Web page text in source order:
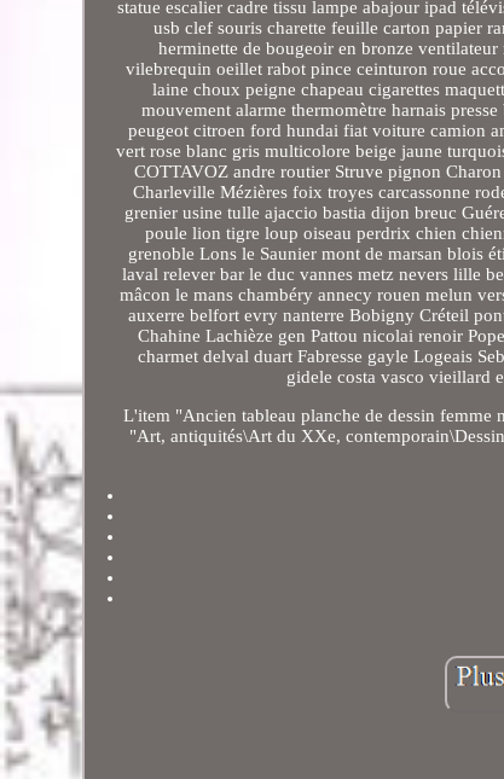
statue escalier cadre tissu lampe abajour ipad
usb clef souris charette feuille carton papier
herminette de bougeoir en bronze
vilebrequin oeillet rabot pince ceinturon roue
laine choux peigne chapeau cigarettes
mouvement alarme thermomètre harnais
peugeot citroen ford hundai fiat voiture camion
vert rose blanc gris multicolore beige jaune
COTTAVOZ andre routier Struve pignon
Charleville Mézières foix troyes carcassonne
grenier usine tulle ajaccio bastia dijon breuc
poule lion tigre loup oiseau perdrix chien
grenoble Lons le Saunier mont de marsan blois
laval relever bar le duc vannes metz nevers lille
mâcon le mans chambéry annecy rouen melun
auxerre belfort evry nanterre Bobigny Créteil
Chahine Lachièze gen Pattou nicolai renoir
charmet delval duart Fabresse gayle Logeais
gidele costa vasco vieillard
L'item "Ancien tableau planche de dessin femme
"Art, antiquités\Art du XXe,